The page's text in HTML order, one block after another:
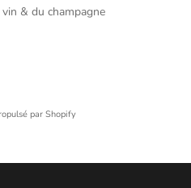
& du champagne
par Shopify